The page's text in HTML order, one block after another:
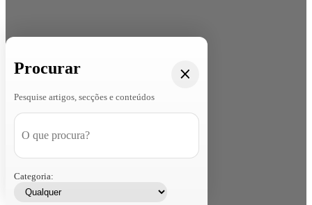
Procurar
Pesquise artigos, secções e conteúdos
Categoria: